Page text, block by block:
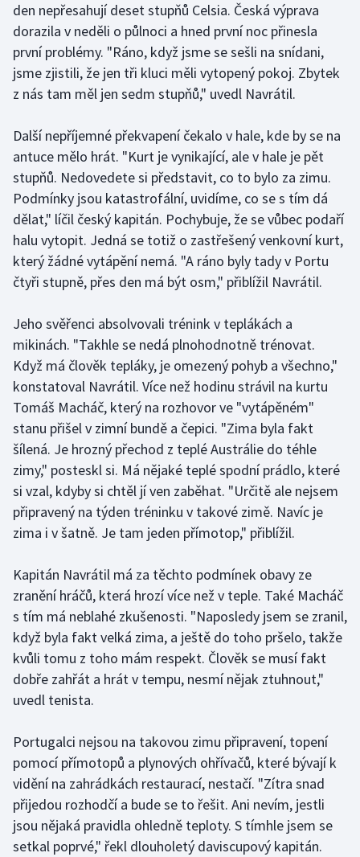
Olympijské hry
Parasport
Plavání
Plážový volejbal
Ragby
Rychlobruslení
Rychlostní kanoistika
Short track
Sportovní střelba
Stolní tenis
Triatlon
Veslování
Vodní slalom
Volejbal
den nepřesahují deset stupňů Celsia. Česká výprava
dorazila v neděli o půlnoci a hned první noc přinesla
první problémy. "Ráno, když jsme se sešli na snídani,
jsme zjistili, že jen tři kluci měli vytopený pokoj. Zbytek
z nás tam měl jen sedm stupňů," uvedl Navrátil.
Další nepříjemné překvapení čekalo v hale, kde by se na
antuce mělo hrát. "Kurt je vynikající, ale v hale je pět
stupňů. Nedovedete si představit, co to bylo za zimu.
Podmínky jsou katastrofální, uvidíme, co se s tím dá
dělat," líčil český kapitán. Pochybuje, že se vůbec podaří
halu vytopit. Jedná se totiž o zastřešený venkovní kurt,
který žádné vytápění nemá. "A ráno byly tady v Portu
čtyři stupně, přes den má být osm," přiblížil Navrátil.
Jeho svěřenci absolvovali trénink v teplákách a
mikinách. "Takhle se nedá plnohodnotně trénovat.
Když má člověk tepláky, je omezený pohyb a všechno,"
konstatoval Navrátil. Více než hodinu strávil na kurtu
Tomáš Macháč, který na rozhovor ve "vytápěném"
stanu přišel v zimní bundě a čepici. "Zima byla fakt
šílená. Je hrozný přechod z teplé Austrálie do téhle
zimy," posteskl si. Má nějaké teplé spodní prádlo, které
si vzal, kdyby si chtěl jí ven zaběhat. "Určitě ale nejsem
připravený na týden tréninku v takové zimě. Navíc je
zima i v šatně. Je tam jeden přímotop," přiblížil.
Kapitán Navrátil má za těchto podmínek obavy ze
zranění hráčů, která hrozí více než v teple. Také Macháč
s tím má neblahé zkušenosti. "Naposledy jsem se zranil,
když byla fakt velká zima, a ještě do toho pršelo, takže
kvůli tomu z toho mám respekt. Člověk se musí fakt
dobře zahřát a hrát v tempu, nesmí nějak ztuhnout,"
uvedl tenista.
Portugalci nejsou na takovou zimu připravení, topení
pomocí přímotopů a plynových ohřívačů, které bývají k
vidění na zahrádkách restaurací, nestačí. "Zítra snad
přijedou rozhodčí a bude se to řešit. Ani nevím, jestli
jsou nějaká pravidla ohledně teploty. S tímhle jsem se
setkal poprvé," řekl dlouholetý daviscupový kapitán.